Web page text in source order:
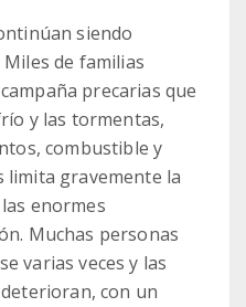
siendo
de familias
precarias que
y las tormentas,
combustible y
gravemente la
enormes
Muchas personas
varias veces y las
con un